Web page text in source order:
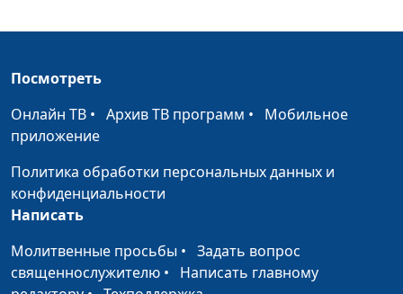
Что помогло мне
себе
моей жизни
Дмитриевна Кульпина
Как Бог благословил
священнослужитель
Посмотреть
Онлайн ТВ • Архив ТВ программ • Мобильное
приложение
Политика обработки персональных данных и
конфиденциальности
Написать
Молитвенные просьбы • Задать вопрос
священнослужителю • Написать главному